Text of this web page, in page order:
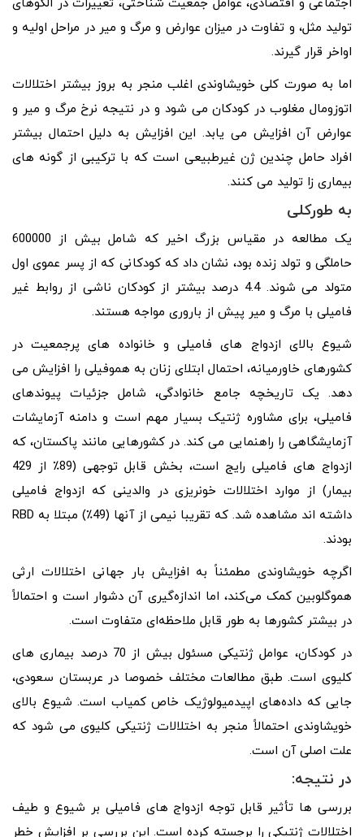
اجتماعی و اقتصادی، عوامل جمعیت شناختی، تغییرات در الگوهای
تولید مثل، و تفاوت در میزان عوارض و مرگ و میر در مراحل اولیه و
اواخر قرار گیرند.
اما به صورت کلی خویشاوندی اغلب منجر به بروز بیشتر اختلالات
اتوزومال مغلوب در کودکان می شود و در نتیجه نرخ مرگ و میر و
عوارض آن افزایش می یابد. این افزایش به دلیل احتمال بیشتر
افراد حامل چندین ژن غیرطبیعی است که با ترکیبی از گونه های
بیماری زا تولید می کنند.
به طورکلی
یک مطالعه در مقیاس بزرگ اخیر که شامل بیش از 600000
حاملگی و تولد زنده بود، نشان داد که کودکانی که از پسر عموی اول
متولد می شوند. 4.4 درصد بیشتر از کودکان ناشی از روابط غیر
فامیلی با مرگ و میر پیش از باروری مواجه هستند.
شیوع بالای ازدواج های فامیلی و خانواده های پرجمعیت در
کشورهای خاورمیانه، احتمال ابتلای زنان به هموفیلی را افزایش می
دهد. یک تاریخچه جامع خانوادگی، شامل جزئیات پیوندهای
فامیلی، برای مشاوره ژنتیک بسیار مهم است و دامنه آزمایشات
آزمایشگاهی را راهنمایی می کند. در کشورهایی مانند پاکستان، که
ازدواج های فامیلی رایج است، بخش قابل توجهی (89٪ از 429
بیمار) از موارد اختلالات خونریزی در والدینی که ازدواج فامیلی
داشته اند مشاهده شد. که تقریبا نیمی از آنها (49٪) مبتلا به RBD
بودند.
اگرچه خویشاوندی مطمئناً به افزایش بار جهانی اختلالات ارثی
هموگلوبین کمک می‌کند، اما اندازه‌گیری آن دشوار است و احتمالاً
در بیشتر کشورها به طور قابل ملاحظه‌ای متفاوت است.
در کودکان، عوامل ژنتیکی مسئول بیش از 70 درصد بیماری های
کلیوی است. طبق مطالعات مختلف خصوصا در عربستان سعودی،
جایی که داده‌های اپیدمیولوژیک خاص کمیاب است. شیوع بالای
خویشاوندی احتمالاً منجر به اختلالات ژنتیکی کلیوی می ‌شود که
علت اصلی آن است.
در نتیجه:
بررسی ها تأثیر قابل توجه ازدواج های فامیلی بر شیوع و طیف
اختلالات ژنتیکی را برجسته کرده است. این بررسی بر افزایش خطر